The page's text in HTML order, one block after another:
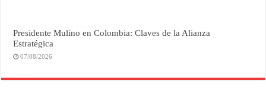
Presidente Mulino en Colombia: Claves de la Alianza
Estratégica
07/08/2026